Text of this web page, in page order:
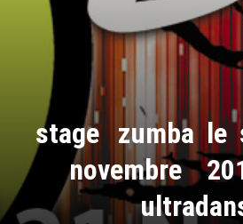
stage zumba le
novembre